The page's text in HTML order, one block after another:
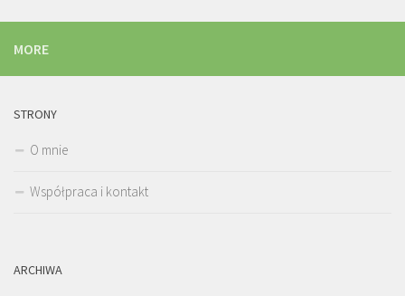
MORE
STRONY
O mnie
Współpraca i kontakt
ARCHIWA